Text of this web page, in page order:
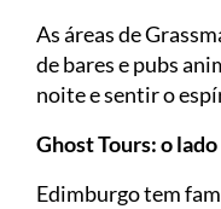
As áreas de
de bares e pubs
noite e sentir o
Ghost Tours: o
Edimburgo tem